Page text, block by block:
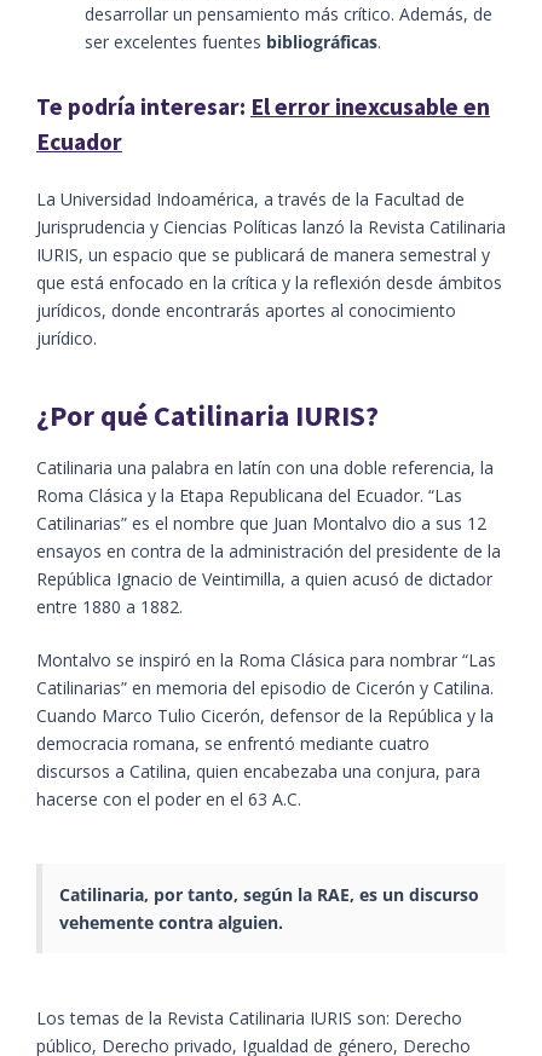
desarrollar un pensamiento más crítico. Además, de
ser excelentes fuentes bibliográficas.
Te podría interesar: El error inexcusable en
Ecuador
La Universidad Indoamérica, a través de la Facultad de
Jurisprudencia y Ciencias Políticas lanzó la Revista Catilinaria
IURIS, un espacio que se publicará de manera semestral y
que está enfocado en la crítica y la reflexión desde ámbitos
jurídicos, donde encontrarás aportes al conocimiento
jurídico.
¿Por qué Catilinaria IURIS?
Catilinaria una palabra en latín con una doble referencia, la
Roma Clásica y la Etapa Republicana del Ecuador. “Las
Catilinarias” es el nombre que Juan Montalvo dio a sus 12
ensayos en contra de la administración del presidente de la
República Ignacio de Veintimilla, a quien acusó de dictador
entre 1880 a 1882.
Montalvo se inspiró en la Roma Clásica para nombrar “Las
Catilinarias” en memoria del episodio de Cicerón y Catilina.
Cuando Marco Tulio Cicerón, defensor de la República y la
democracia romana, se enfrentó mediante cuatro
discursos a Catilina, quien encabezaba una conjura, para
hacerse con el poder en el 63 A.C.
Catilinaria, por tanto, según la RAE, es un discurso
vehemente contra alguien.
Los temas de la Revista Catilinaria IURIS son: Derecho
público, Derecho privado, Igualdad de género, Derecho